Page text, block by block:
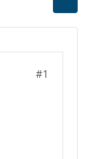
#1